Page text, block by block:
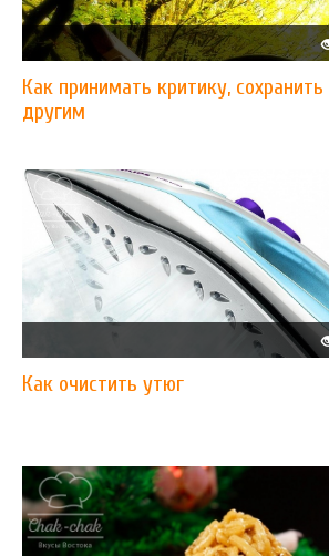
Как принимать критику,
другим
Как очистить утюг